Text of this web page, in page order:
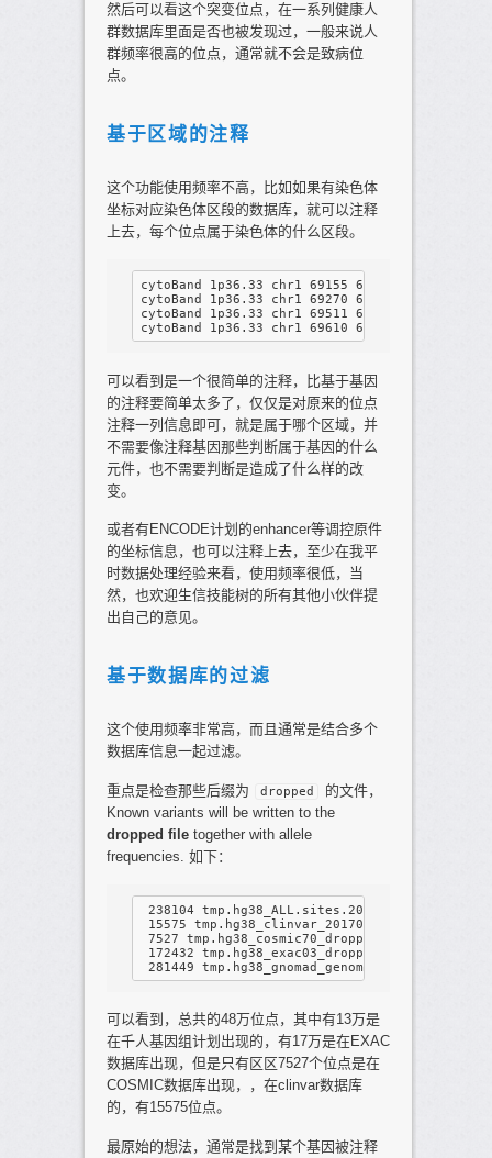
然后可以看这个突变位点，在一系列健康人
群数据库里面是否也被发现过，一般来说人
群频率很高的位点，通常就不会是致病位
点。
基于区域的注释
这个功能使用频率不高，比如如果有染色体
坐标对应染色体区段的数据库，就可以注释
上去，每个位点属于染色体的什么区段。
cytoBand 1p36.33 chr1 69155 69155 T C hom
cytoBand 1p36.33 chr1 69270 69270 A G hom
cytoBand 1p36.33 chr1 69511 69511 A G hom
可以看到是一个很简单的注释，比基于基因
的注释要简单太多了，仅仅是对原来的位点
注释一列信息即可，就是属于哪个区域，并
不需要像注释基因那些判断属于基因的什么
元件，也不需要判断是造成了什么样的改
变。
或者有ENCODE计划的enhancer等调控原件
的坐标信息，也可以注释上去，至少在我平
时数据处理经验来看，使用频率很低，当
然，也欢迎生信技能树的所有其他小伙伴提
出自己的意见。
基于数据库的过滤
这个使用频率非常高，而且通常是结合多个
数据库信息一起过滤。
重点是检查那些后缀为 dropped
的文件，
Known variants will be written to the
dropped filetogether with allele
frequencies. 如下：
238104 tmp.hg38_ALL.sites.2015_08_dropped
15575 tmp.hg38_clinvar_20170905_dropped
7527 tmp.hg38_cosmic70_dropped
172432 tmp.hg38_exac03_dropped
可以看到，总共的48万位点，其中有13万是
在千人基因组计划出现的，有17万是在EXAC
数据库出现，但是只有区区7527个位点是在
COSMIC数据库出现，，在clinvar数据库
的，有15575位点。
最原始的想法，通常是找到某个基因被注释